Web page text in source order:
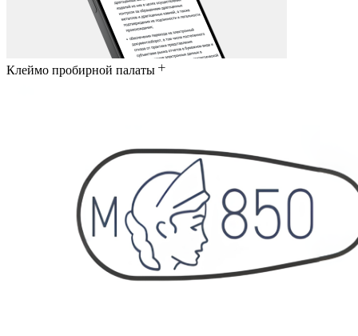
Клеймо пробирной палаты